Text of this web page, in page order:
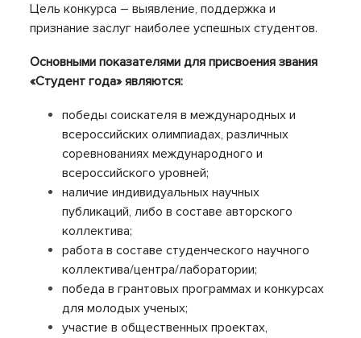
Цель конкурса – выявление, поддержка и
признание заслуг наиболее успешных студентов.
Основными показателями для присвоения звания
«Студент года» являются:
победы соискателя в международных и
всероссийских олимпиадах, различных
соревнованиях международного и
всероссийского уровней;
наличие индивидуальных научных
публикаций, либо в составе авторского
коллектива;
работа в составе студенческого научного
коллектива/центра/лаборатории;
победа в грантовых программах и конкурсах
для молодых ученых;
участие в общественных проектах,